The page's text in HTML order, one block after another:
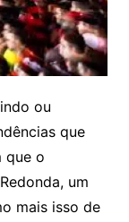
ou
que
que o
um
mais isso de